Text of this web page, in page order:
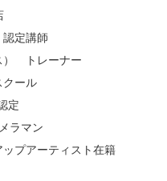
定講師
） トレーナー
クール
定
ラマン
プアーティスト在籍